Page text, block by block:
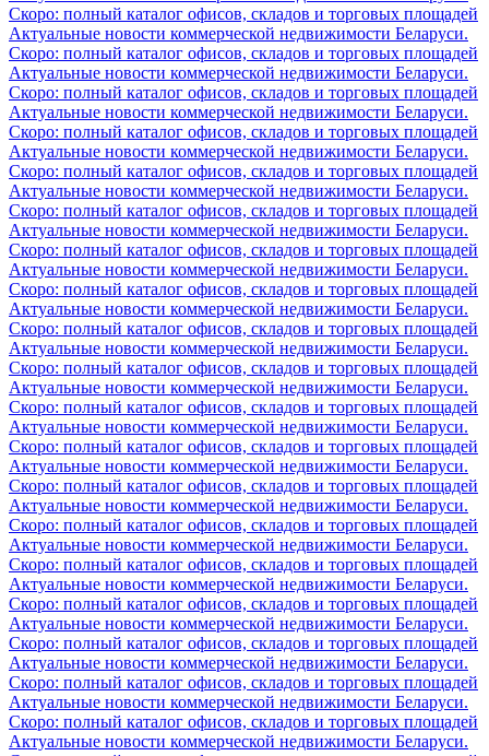
Скоро: полный каталог офисов, складов и торговых площадей
Актуальные новости коммерческой недвижимости Беларуси.
Скоро: полный каталог офисов, складов и торговых площадей
Актуальные новости коммерческой недвижимости Беларуси.
Скоро: полный каталог офисов, складов и торговых площадей
Актуальные новости коммерческой недвижимости Беларуси.
Скоро: полный каталог офисов, складов и торговых площадей
Актуальные новости коммерческой недвижимости Беларуси.
Скоро: полный каталог офисов, складов и торговых площадей
Актуальные новости коммерческой недвижимости Беларуси.
Скоро: полный каталог офисов, складов и торговых площадей
Актуальные новости коммерческой недвижимости Беларуси.
Скоро: полный каталог офисов, складов и торговых площадей
Актуальные новости коммерческой недвижимости Беларуси.
Скоро: полный каталог офисов, складов и торговых площадей
Актуальные новости коммерческой недвижимости Беларуси.
Скоро: полный каталог офисов, складов и торговых площадей
Актуальные новости коммерческой недвижимости Беларуси.
Скоро: полный каталог офисов, складов и торговых площадей
Актуальные новости коммерческой недвижимости Беларуси.
Скоро: полный каталог офисов, складов и торговых площадей
Актуальные новости коммерческой недвижимости Беларуси.
Скоро: полный каталог офисов, складов и торговых площадей
Актуальные новости коммерческой недвижимости Беларуси.
Скоро: полный каталог офисов, складов и торговых площадей
Актуальные новости коммерческой недвижимости Беларуси.
Скоро: полный каталог офисов, складов и торговых площадей
Актуальные новости коммерческой недвижимости Беларуси.
Скоро: полный каталог офисов, складов и торговых площадей
Актуальные новости коммерческой недвижимости Беларуси.
Скоро: полный каталог офисов, складов и торговых площадей
Актуальные новости коммерческой недвижимости Беларуси.
Скоро: полный каталог офисов, складов и торговых площадей
Актуальные новости коммерческой недвижимости Беларуси.
Скоро: полный каталог офисов, складов и торговых площадей
Актуальные новости коммерческой недвижимости Беларуси.
Скоро: полный каталог офисов, складов и торговых площадей
Актуальные новости коммерческой недвижимости Беларуси.